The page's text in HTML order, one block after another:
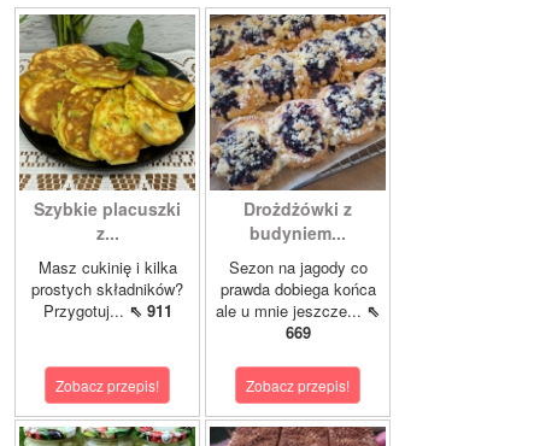
Szybkie placuszki
z...
Masz cukinię i kilka
prostych składników?
Przygotuj... ⇖ 911
Zobacz przepis!
Drożdżówki z
budyniem...
Sezon na jagody co
prawda dobiega końca
ale u mnie jeszcze... ⇖
669
Zobacz przepis!